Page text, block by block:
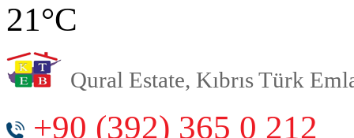
21°C
Qural Estate, Kıbrıs Türk
+90 (392) 365 0 212